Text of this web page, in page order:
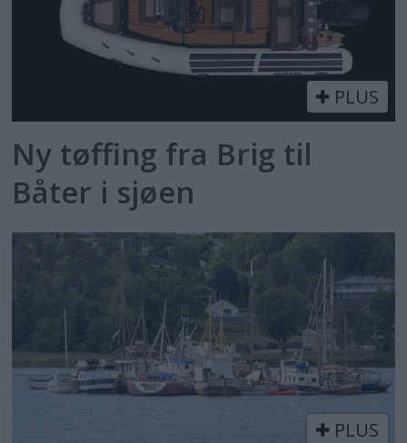
PLUS
Ny tøffing fra Brig til
Båter i sjøen
PLUS